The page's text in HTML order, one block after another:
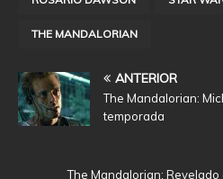
THE MANDALORIAN
ANTERIOR
The Mandalorian:
temporada
The Mandalorian: Revelado